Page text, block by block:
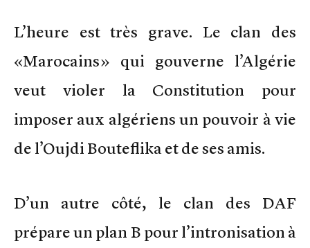
L’heure est très grave. Le clan des
«Marocains» qui gouverne l’Algérie
veut violer la Constitution pour
imposer aux algériens un pouvoir à vie
de l’Oujdi Bouteflika et de ses amis.
D’un autre côté, le clan des DAF
prépare un plan B pour l’intronisation à